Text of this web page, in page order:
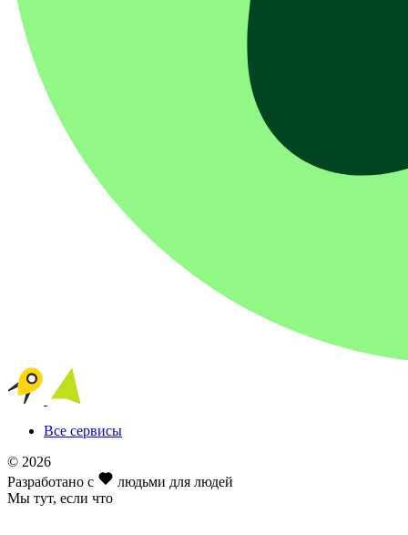
Все сервисы
© 2026
Разработано с
людьми для людей
Мы тут, если что